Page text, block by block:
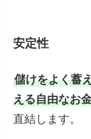
安定性
儲けをよく蓄
える自由なお
直結します。